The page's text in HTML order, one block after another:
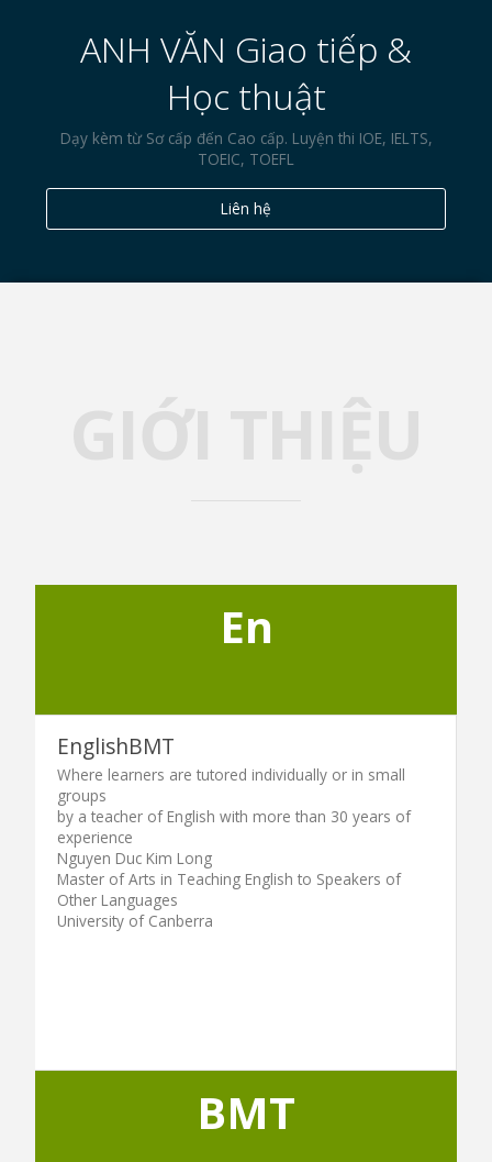
ANH VĂN Giao tiếp &
Học thuật
Dạy kèm từ Sơ cấp đến Cao cấp. Luyện thi IOE, IELTS,
TOEIC, TOEFL
Liên hệ
En
EnglishBMT
Where learners are tutored individually or in small
groups
by a teacher of English with more than 30 years of
experience
Nguyen Duc Kim Long
Master of Arts in Teaching English to Speakers of
Other Languages
University of Canberra
BMT